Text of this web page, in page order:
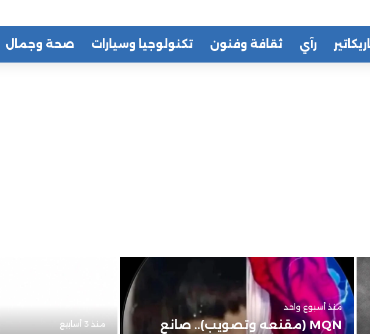
رآي ثقافة وفنون تكنولوجيا وسيارات صحة وجمال
منذ أسبوع واحد
MQN (مقنعه وتصويب).. صانع
منذ 3 أسابيع